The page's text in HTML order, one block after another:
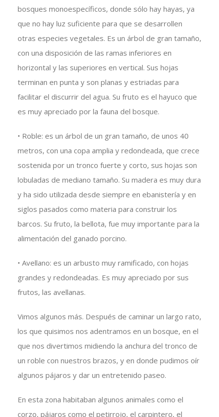
bosques monoespecíficos, donde sólo hay hayas, ya
que no hay luz suficiente para que se desarrollen
otras especies vegetales. Es un árbol de gran tamaño,
con una disposición de las ramas inferiores en
horizontal y las superiores en vertical. Sus hojas
terminan en punta y son planas y estriadas para
facilitar el discurrir del agua. Su fruto es el hayuco que
es muy apreciado por la fauna del bosque.
• Roble: es un árbol de un gran tamaño, de unos 40
metros, con una copa amplia y redondeada, que crece
sostenida por un tronco fuerte y corto, sus hojas son
lobuladas de mediano tamaño. Su madera es muy dura
y ha sido utilizada desde siempre en ebanistería y en
siglos pasados como materia para construir los
barcos. Su fruto, la bellota, fue muy importante para la
alimentación del ganado porcino.
• Avellano: es un arbusto muy ramificado, con hojas
grandes y redondeadas. Es muy apreciado por sus
frutos, las avellanas.
Vimos algunos más. Después de caminar un largo rato,
los que quisimos nos adentramos en un bosque, en el
que nos divertimos midiendo la anchura del tronco de
un roble con nuestros brazos, y en donde pudimos oír
algunos pájaros y dar un entretenido paseo.
En esta zona habitaban algunos animales como el
corzo, pájaros como el petirrojo, el carpintero, el